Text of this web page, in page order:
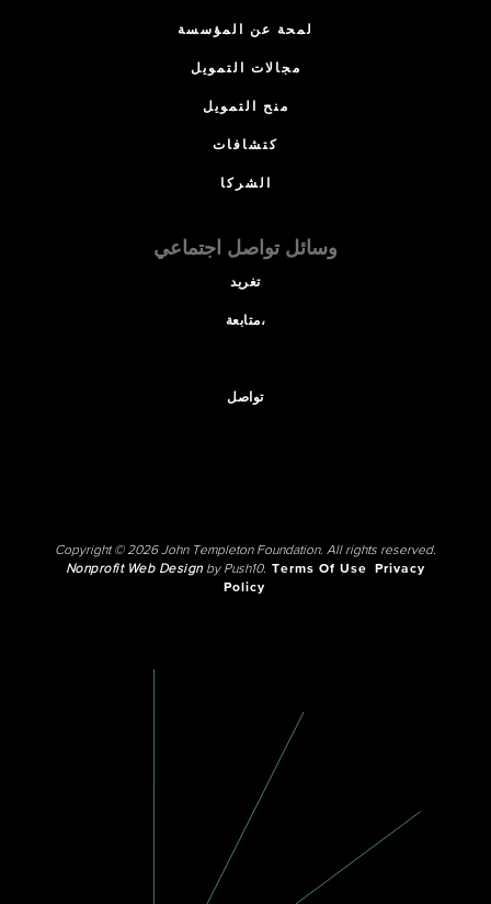
لمحة عن المؤسسة
مجالات التمويل
منح التمويل
كتشافات
الشركا
وسائل تواصل اجتماعي
تغريد
متابعة،
تواصل
Copyright © 2026 John Templeton Foundation. All rights reserved.
Nonprofit Web Designby Push10. Terms Of Use
Privacy
Policy